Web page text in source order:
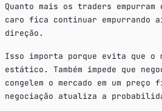
Quanto mais os traders empurram
caro fica continuar empurrando
direção.
Isso importa porque evita que o
estático. Também impede que
congelem o mercado em um preço
negociação atualiza a